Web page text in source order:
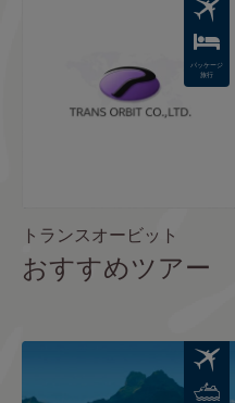
パッケージ
旅行
トランスオービット
おすすめツアー